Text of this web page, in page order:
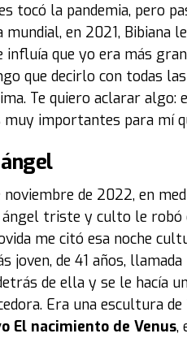
tocó la pandemia, pero
en 2021, Bibiana
influía que yo era más
que decirlo con todas
Te quiero aclarar algo:
importantes para mí
noviembre de 2022, en
ángel triste y culto le robó
me citó esa noche
joven, de 41 años,
de ella y se le hacía
Era una escultura
El nacimiento de Venus,